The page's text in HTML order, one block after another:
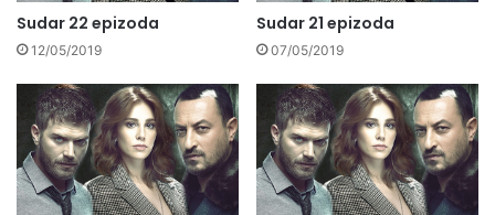
Sudar 22 epizoda
12/05/2019
Sudar 21 epizoda
07/05/2019